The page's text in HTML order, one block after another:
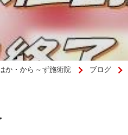
か・から～ず施術院 ブログ